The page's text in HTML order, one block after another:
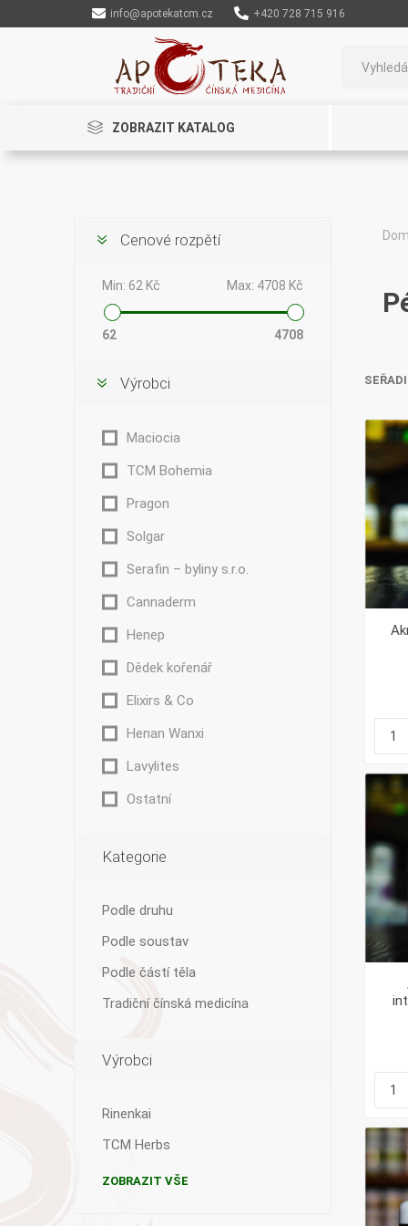
info@apotekatcm.cz +420 728 715 916
ZOBRAZIT KATALOG
Cannaderm
Ecce Vita
Ostatní
Cenové rozpětí
Min: 62 Kč Max: 4708 Kč
62 4708
Výrobci
Maciocia
TCM Bohemia
Pragon
Solgar
Serafin – byliny s.r.o.
Cannaderm
Henep
Dědek kořenář
Elixirs & Co
Henan Wanxi
Lavylites
Ostatní
Kategorie
Podle druhu
Podle soustav
Podle částí těla
Tradiční čínská medicína
Výrobci
Rinenkai
TCM Herbs
ZOBRAZIT VŠE